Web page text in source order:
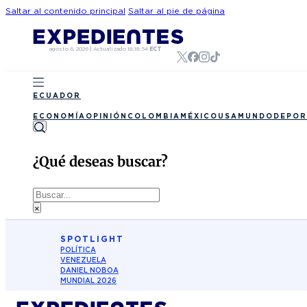
Saltar al contenido principal Saltar al pie de página
agosto 6, 2026 | Actualizado 18:18:54 ECT
ECUADOR
ECONOMÍA OPINIÓN COLOMBIA MÉXICO USA MUNDO
¿Qué deseas buscar?
Buscar
×
SPOTLIGHT
POLÍTICA
VENEZUELA
DANIEL NOBOA
MUNDIAL 2026